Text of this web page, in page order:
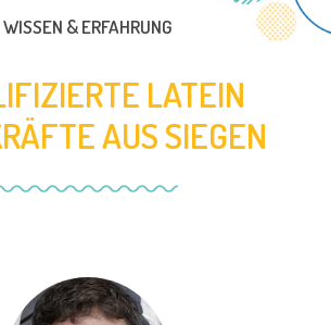
WISSEN & ERFAHRUNG
LATEIN
AUS SIEGEN